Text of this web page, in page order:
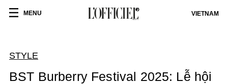
MENU VIETNAM
STYLE
BST Burberry Festival 2025: Lễ hội